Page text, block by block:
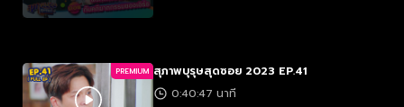
PREMIUM สุภาพบุรุษสุดซอย 2023 EP.41
0:40:47 นาที